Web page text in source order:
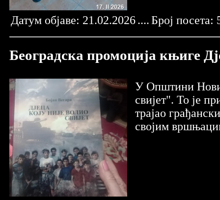
Датум објаве: 21.02.2026....Број посета:
Београдска промоција књиге
У Општини Нови
свијет". То је
трајао
својим